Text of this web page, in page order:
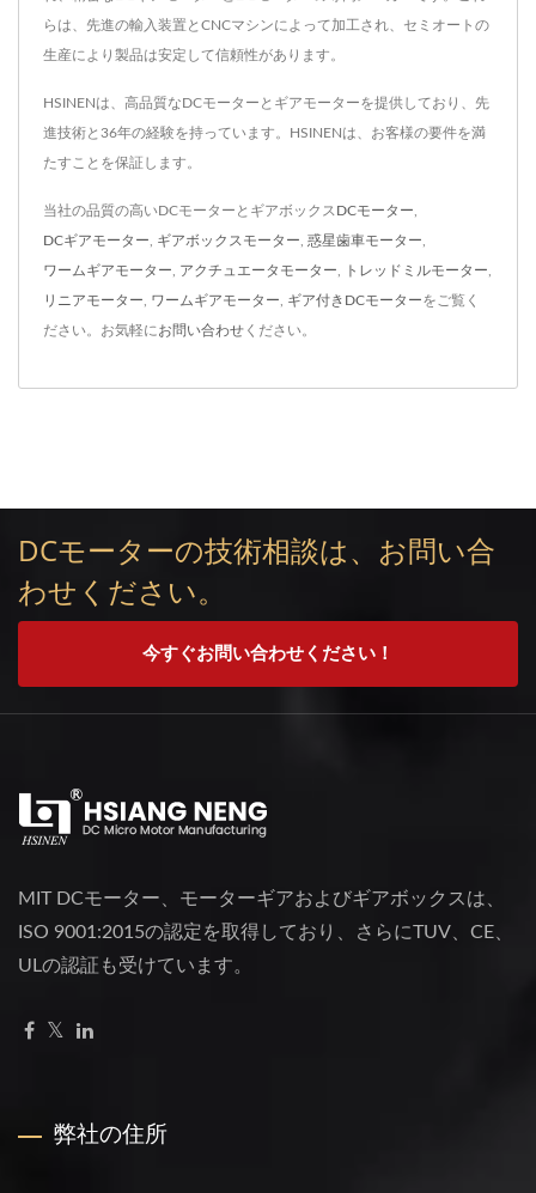
らは、先進の輸入装置とCNCマシンによって加工され、セミオートの
生産により製品は安定して信頼性があります。
HSINENは、高品質なDCモーターとギアモーターを提供しており、先
進技術と36年の経験を持っています。HSINENは、お客様の要件を満
たすことを保証します。
当社の品質の高いDCモーターとギアボックス DCモーター
DCギアモーター ギアボックスモーター 惑星歯車モーター
ワームギアモーター アクチュエータモーター トレッドミルモーター
リニアモーター ワームギアモーター ギア付きDCモーターをご覧く
ださい。お気軽にお問い合わせ ください。
DCモーターの技術相談は、お問い合
わせください。
今すぐお問い合わせください！
MIT DCモーター、モーターギアおよびギアボックスは、
ISO 9001:2015の認定を取得しており、さらにTUV、CE、
ULの認証も受けています。
弊社の住所